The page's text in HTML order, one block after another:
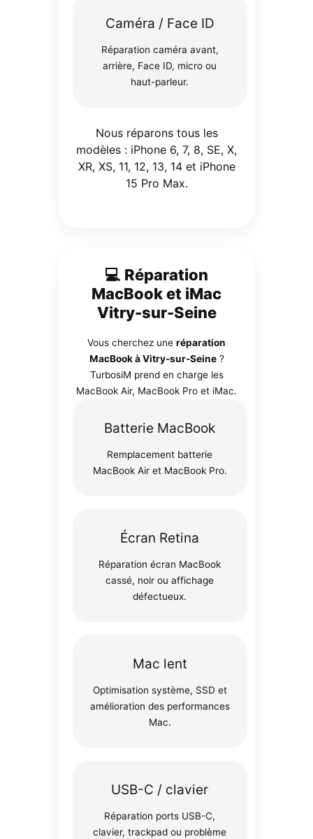
Caméra / Face ID
Réparation caméra avant,
arrière, Face ID, micro ou
haut-parleur.
Nous réparons tous les
modèles : iPhone 6, 7, 8, SE, X,
XR, XS, 11, 12, 13, 14 et iPhone
15 Pro Max.
💻 Réparation
MacBook et iMac
Vitry-sur-Seine
Vous cherchez une réparation
MacBook à Vitry-sur-Seine?
TurbosiM prend en charge les
MacBook Air, MacBook Pro et iMac.
Batterie MacBook
Remplacement batterie
MacBook Air et MacBook Pro.
Écran Retina
Réparation écran MacBook
cassé, noir ou affichage
défectueux.
Mac lent
Optimisation système, SSD et
amélioration des performances
Mac.
USB-C / clavier
Réparation ports USB-C,
clavier, trackpad ou problème